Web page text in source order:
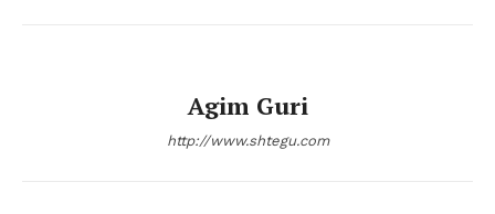
Agim Guri
http://www.shtegu.com